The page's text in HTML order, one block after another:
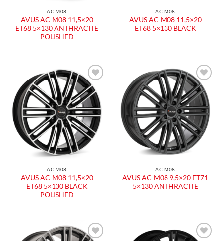
AC-M08
AVUS AC-M08 11,5×20
ET68 5×130 ANTHRACITE
POLISHED
AC-M08
AVUS AC-M08 11,5×20
ET68 5×130 BLACK
Aggiungi
alla lista
dei
desideri
AC-M08
AVUS AC-M08 11,5×20
ET68 5×130 BLACK
POLISHED
Aggiungi
alla lista
dei
desideri
AC-M08
AVUS AC-M08 9,5×20 ET71
5×130 ANTHRACITE